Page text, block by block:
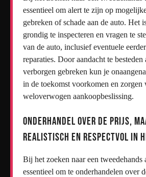
essentieel om alert te zijn op
gebreken of schade aan de auto. Het
grondig te inspecteren en vragen te
van de auto, inclusief eventuele
reparaties. Door aandacht te
verborgen gebreken kun je
in de toekomst voorkomen en zorgen
weloverwogen aankoopbeslissing.
Onderhandel over de prijs,
realistisch en respectvol in
Bij het zoeken naar een tweedehands
essentieel om te onderhandelen over